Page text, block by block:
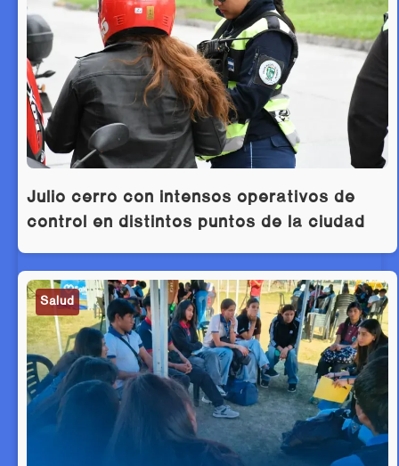
Julio cerró con intensos operativos de
control en distintos puntos de la ciudad
Salud